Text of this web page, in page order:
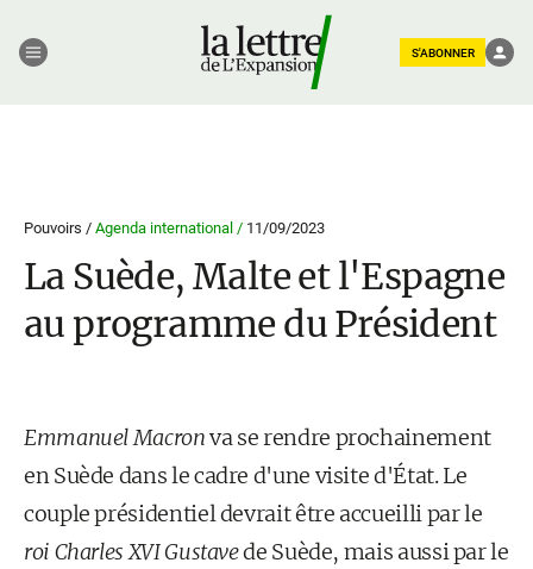
S'ABONNER
Pouvoirs / Agenda international / 11/09/2023
La Suède, Malte et l'Espagne
au programme du Président
Emmanuel Macronva se rendre prochainement
en Suède dans le cadre d'une visite d'État. Le
couple présidentiel devrait être accueilli par le
roi Charles XVI Gustavede Suède, mais aussi par le